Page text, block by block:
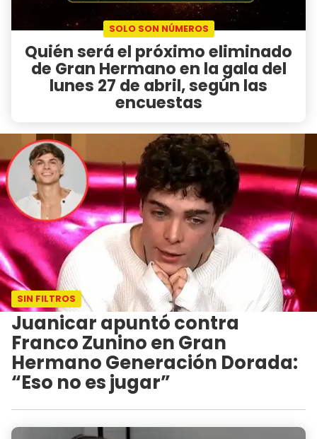
SOLO SON NÚMEROS
Quién será el próximo eliminado
de Gran Hermano en la gala del
lunes 27 de abril, según las
encuestas
SIN FILTROS
Juanicar apuntó contra
Franco Zunino en Gran
Hermano Generación Dorada:
“Eso no es jugar”